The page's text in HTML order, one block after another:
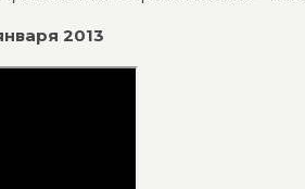
2013